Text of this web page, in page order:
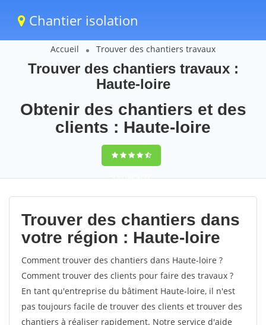
Chantier isolation
Accueil Trouver des chantiers travaux
Trouver des chantiers travaux :
Haute-loire
Obtenir des chantiers et des
clients : Haute-loire
9,5(100%)77
votes
Trouver des chantiers dans
votre région : Haute-loire
Comment trouver des chantiers dans Haute-loire ?
Comment trouver des clients pour faire des travaux ?
En tant qu'entreprise du bâtiment Haute-loire, il n'est
pas toujours facile de trouver des clients et trouver des
chantiers à réaliser rapidement. Notre service d'aide